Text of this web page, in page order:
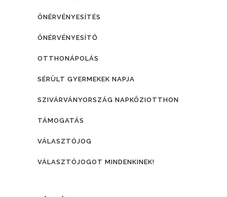
ÖNÉRVÉNYESÍTÉS
ÖNÉRVÉNYESÍTŐ
OTTHONÁPOLÁS
SÉRÜLT GYERMEKEK NAPJA
SZIVÁRVÁNYORSZÁG NAPKÖZIOTTHON
TÁMOGATÁS
VÁLASZTÓJOG
VÁLASZTÓJOGOT MINDENKINEK!